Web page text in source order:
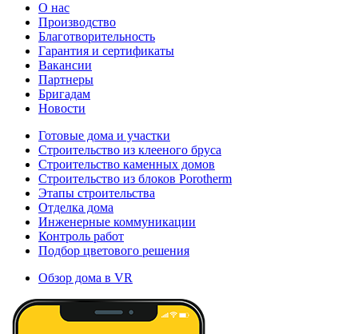
О нас
Производство
Благотворительность
Гарантия и сертификаты
Вакансии
Партнеры
Бригадам
Новости
Готовые дома и участки
Строительство из клееного бруса
Строительство каменных домов
Строительство из блоков Porotherm
Этапы строительства
Отделка дома
Инженерные коммуникации
Контроль работ
Подбор цветового решения
Обзор дома в VR